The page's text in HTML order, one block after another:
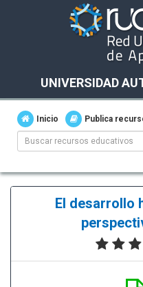
UNIVERSIDAD
Inicio Publica
El desarrollo